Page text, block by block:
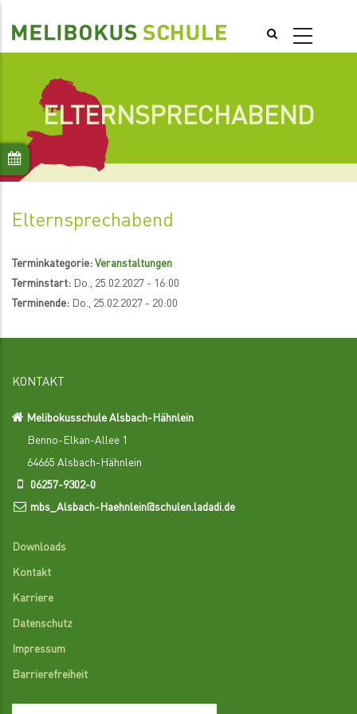
zum
ELTERNSPRECHABEND
Elternsprechabend
Terminkategorie: Veranstaltungen
Terminstart: Do., 25.02.2027 - 16:00
Terminende: Do., 25.02.2027 - 20:00
KONTAKT
Melibokusschule Alsbach-Hähnlein
Benno-Elkan-Allee 1
64665 Alsbach-Hähnlein
06257-9302-0
mbs_Alsbach-Haehnlein@schulen.ladadi.de
Downloads
Kontakt
Karriere
Datenschutz
Impressum
Barrierefreiheit